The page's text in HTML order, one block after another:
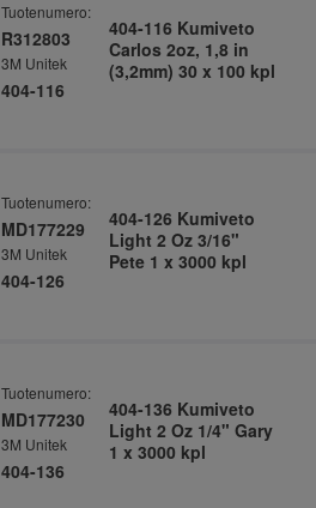
Tuotenumero:
R312803
3M Unitek
404-116
404-116 Kumiveto
Carlos 2oz, 1,8 in
(3,2mm) 30 x 100 kpl
Tuotenumero:
MD177229
3M Unitek
404-126
404-126 Kumiveto
Light 2 Oz 3/16"
Pete 1 x 3000 kpl
Tuotenumero:
MD177230
3M Unitek
404-136
404-136 Kumiveto
Light 2 Oz 1/4" Gary
1 x 3000 kpl